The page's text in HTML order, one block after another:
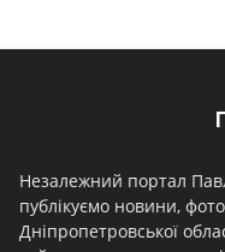
Незалежний портал
публікуємо новини,
Дніпропетровської